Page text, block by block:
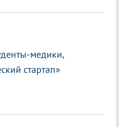
медики,
стартап»